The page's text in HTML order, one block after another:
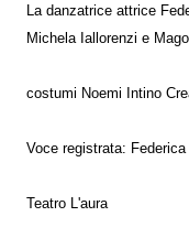
La danzatrice attrice
Michela Iallorenzi e
costumi Noemi Intino
Voce registrata: Federica
Teatro L'aura